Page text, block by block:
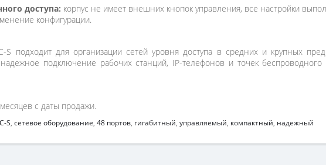
доступа: корпус не имеет внешних кнопок управления, все настройки
конфигурации.
S подходит для организации сетей уровня доступа в средних и крупных
подключение рабочих станций, IP-телефонов и точек беспроводного
с даты продажи.
S, сетевое оборудование, 48 портов, гигабитный, управляемый, компактный, надежный